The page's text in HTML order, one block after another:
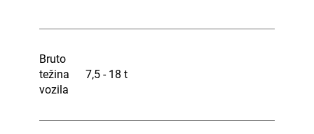
Bruto
težina
vozila
7,5 - 18 t